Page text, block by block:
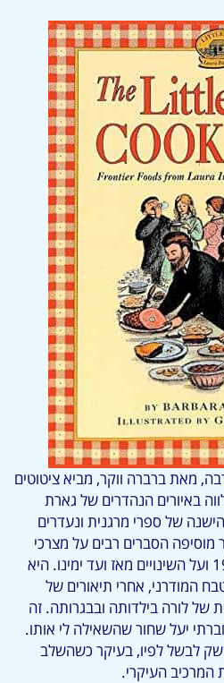
מאת ברברה ווקר, מביא ציטוטים
באיורים הנהדרים של גארת
של ספרי מרגנית ונעדרים
מוסיפה הסברים רבים על מצרכי
המזון וצורות בישול במאה ה-19 ועל השינויים מאז ועד ימינו. היא
המודרני, אחרי תיאורים של
של לורה בילדותה ובבגרותה. זה
יעל שחור שהשאילה לי אותו.
לבשל לפיו, בעיקר כשהשלב
המרכיב העיקרי.